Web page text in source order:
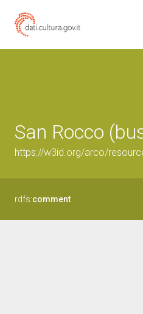
San Rocco
https://w3id.org/arco/
rdfs:comment